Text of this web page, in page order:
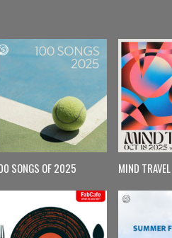
SONGS OF 2025 MIND TRAVEL